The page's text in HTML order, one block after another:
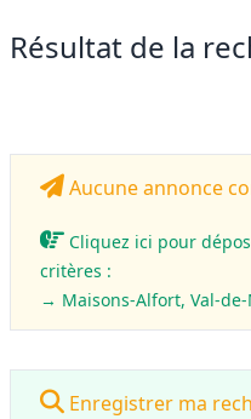
Résultat de la
Aucune annonce
Cliquez ici pour
critères :
→ Maisons-Alfort, Val-
Enregistrer ma